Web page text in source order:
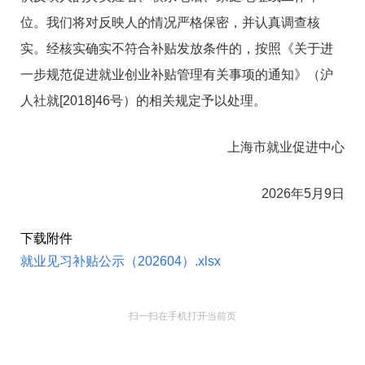
位。我们将对反映人的情况严格保密，并认真调查核
实。经核实确实不符合补贴发放条件的，按照《关于进
一步规范促进就业创业补贴管理有关事项的通知》（沪
人社就[2018]46号）的相关规定予以处理。
上海市就业促进中心
2026年5月9日
下载附件
就业见习补贴公示（202604）.xlsx
扫一扫在手机打开当前页